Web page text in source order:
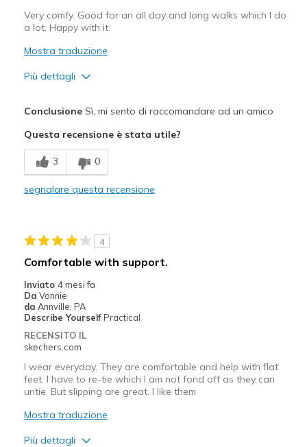
Very comfy. Good for an all day and long walks which I do
a lot. Happy with it.
Mostra traduzione
Più dettagli
Breathe Well
Comfortable
Width
Sizing
Feels true to size
View On Shoes
ConclusioneSì, mi sento di raccomandare ad un amico
Questa recensione è stata utile?
3 0
segnalare questa recensione
4
Comfortable with support.
Inviato 4 mesi fa
Da Vonnie
da Annville, PA
Describe Yourself Practical
RECENSITO IL
skechers.com
I wear everyday. They are comfortable and help with flat
feet. I have to re-tie which I am not fond off as they can
untie. But slipping are great. I like them
Mostra traduzione
Più dettagli